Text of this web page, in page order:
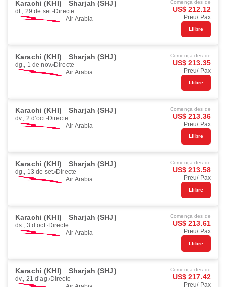
Karachi (KHI) Sharjah (SHJ)
dt., 29 de set. Directe
Air Arabia
Comença des de
US$ 212.12
Preu/ Pax
Llibre
Karachi (KHI) Sharjah (SHJ)
dg., 1 de nov. Directe
Air Arabia
Comença des de
US$ 213.35
Preu/ Pax
Llibre
Karachi (KHI) Sharjah (SHJ)
dv., 2 d’oct. Directe
Air Arabia
Comença des de
US$ 213.36
Preu/ Pax
Llibre
Karachi (KHI) Sharjah (SHJ)
dg., 13 de set. Directe
Air Arabia
Comença des de
US$ 213.58
Preu/ Pax
Llibre
Karachi (KHI) Sharjah (SHJ)
ds., 3 d’oct. Directe
Air Arabia
Comença des de
US$ 213.61
Preu/ Pax
Llibre
Karachi (KHI) Sharjah (SHJ)
dv., 21 d’ag. Directe
Comença des de
US$ 217.42
Preu/ Pax